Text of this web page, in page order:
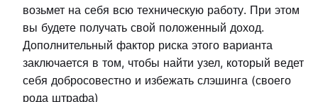
возьмет на себя всю техническую работу. При этом
вы будете получать свой положенный доход.
Дополнительный фактор риска этого варианта
заключается в том, чтобы найти узел, который ведет
себя добросовестно и избежать слэшинга (своего
рода штрафа)